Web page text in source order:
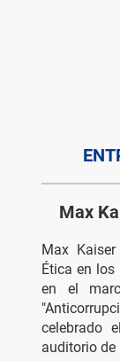
Max
Max
Ética en
en el
celebrado
auditorio de